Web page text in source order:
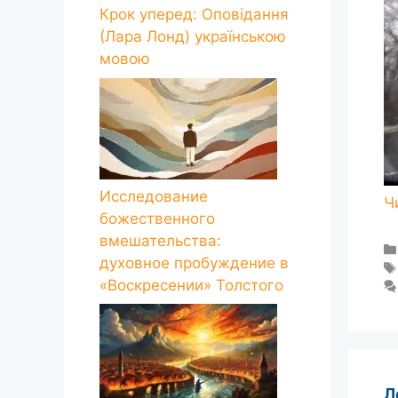
Крок уперед: Оповідання
(Лара Лонд) українською
мовою
Исследование
божественного
вмешательства:
духовное пробуждение в
«Воскресении» Толстого